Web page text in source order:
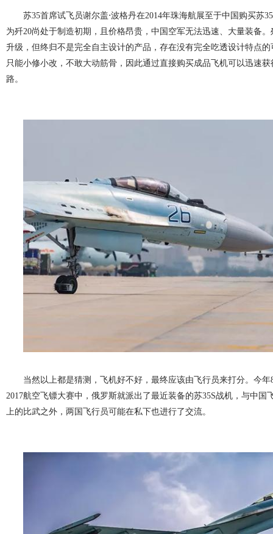
苏35首席试飞员谢尔盖⋅波格丹在2014年珠海航展至于中国购买苏
为歼20尚处于制造初期，且价格昂贵，中国空军无法迅速、大量装备
升级，但终归不是完全自主设计的产品，存在没有完全吃透设计特点
只能小修小改，不敢大动筋骨，因此通过直接购买成品飞机可以迅速
路。
当然以上都是猜测，飞机好不好，最终应该由飞行员来打分。今
2017航空飞镖大赛中，俄罗斯就派出了最近装备的苏35S战机，与中国
上的比武之外，两国飞行员可能在私下也进行了交流。